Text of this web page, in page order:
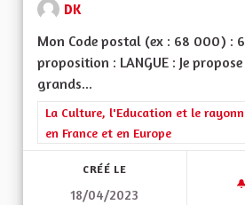
DK
Mon Code postal (ex : 68 000) :
proposition : LANGUE : Je
grands...
Filtrer les résultats de la catégorie
La Culture, l'Education et le
en France et en Europe
CRÉÉ LE
18/04/2023